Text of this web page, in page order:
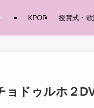
KPOP 授賞式・
ョドゥルホ２